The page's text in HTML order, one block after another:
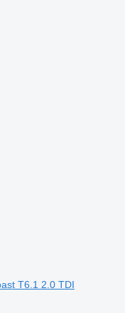
T6.1 2.0 TDI